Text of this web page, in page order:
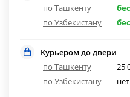
по Ташкенту
по Узбекистану
Курьером до двери
по Ташкенту
25
по Узбекистану
нет